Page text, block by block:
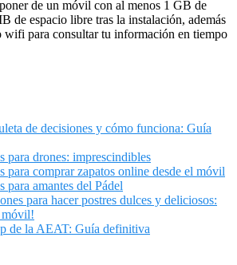
de un móvil con al menos 1 GB de
de espacio libre tras la instalación, además
wifi para consultar tu información en tiempo
de decisiones y cómo funciona: Guía
para drones: imprescindibles
para comprar zapatos online desde el móvil
para amantes del Pádel
para hacer postres dulces y deliciosos:
móvil!
de la AEAT: Guía definitiva